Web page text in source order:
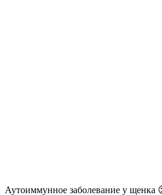
Аутоиммунное заболевание у щенка